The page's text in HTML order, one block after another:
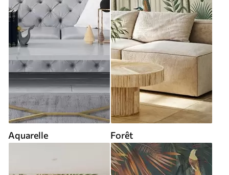
Aquarelle Forêt